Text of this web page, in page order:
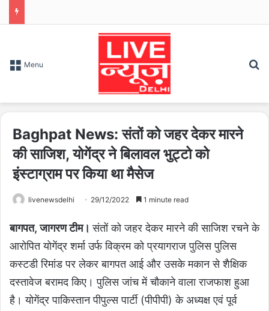
Menu
Baghpat News: संतों को जहर देकर मारने
की साजिश, योगेंद्र ने बिलावल भुट्टो को
इंस्टाग्राम पर किया था मैसेज
livenewsdelhi 29/12/2022 1 minute read
बागपत, जागरण टीम। संतों को जहर देकर मारने की साजिश रचने के
आरोपित योगेंद्र शर्मा उर्फ विक्रम को प्रयागराज पुलिस पुलिस
कस्टडी रिमांड पर लेकर बागपत आई और उसके मकान से शैक्षिक
दस्तावेज बरामद किए। पुलिस जांच में चौकाने वाला राजफाश हुआ
है। योगेंद्र पाकिस्तान पीपुल्स पार्टी (पीपीपी) के अध्यक्ष एवं पूर्व